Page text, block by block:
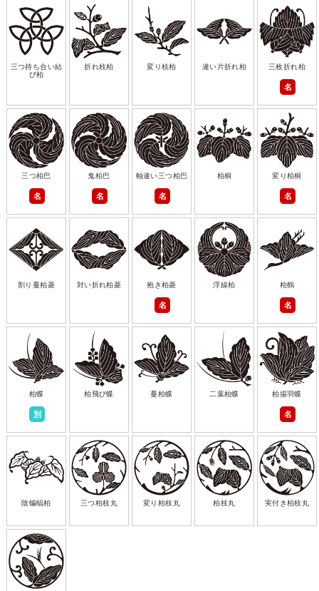
三つ持ち合い結
び柏
折れ枝柏 変り枝柏 違い片折れ柏 三枚折れ柏
名
三つ柏巴
名
鬼柏巴
名
軸違い三つ柏巴
名
柏桐 変り柏桐
名
割り蔓柏菱 対い折れ柏菱 抱き柏菱
名
浮線柏 柏鶴
名
柏蝶
別
柏飛び蝶 蔓柏蝶 二葉柏蝶 柏揚羽蝶
名
陰蝙蝠柏 三つ柏枝丸 変り柏枝丸 柏枝丸 実付き柏枝丸